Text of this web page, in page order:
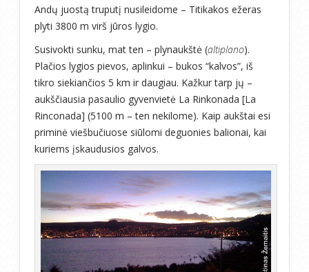
Andų juostą truputį nusileidome – Titikakos ežeras
plyti 3800 m virš jūros lygio.
Susivokti sunku, mat ten – plynaukštė (altiplano).
Plačios lygios pievos, aplinkui – bukos “kalvos”, iš
tikro siekiančios 5 km ir daugiau. Kažkur tarp jų –
aukščiausia pasaulio gyvenvietė La Rinkonada [La
Rinconada] (5100 m – ten nekilome). Kaip aukštai esi
priminė viešbučiuose siūlomi deguonies balionai, kai
kuriems įskaudusios galvos.